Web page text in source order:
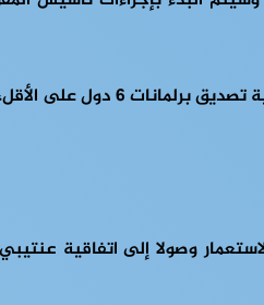
وكانت 5 دول قد وقعت على الاتفاقية، وهي
وصولا إلى اتفاقية